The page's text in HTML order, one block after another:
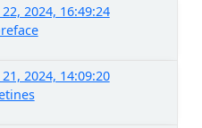
2024, 16:49:24
2024, 14:09:20